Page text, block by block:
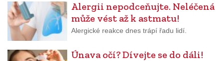
Alergii nepodceňujte. Neléčená
může vést až k astmatu!
Alergické reakce dnes trápí řadu lidí.
Únava očí? Dívejte se do dáli!